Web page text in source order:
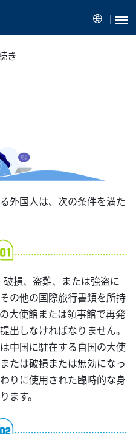
き
外国人は、次の条件を満た
損、盗難、または強盗に
の他の国際旅行書類を所持
大使館または領事館で再発
出しなければなりません。
中国に駐在する自国の大使
たは破損または無効になっ
りに使用された臨時的な身
ます。